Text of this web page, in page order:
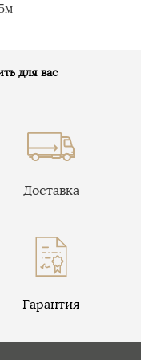
для вас
Доставка
Гарантия